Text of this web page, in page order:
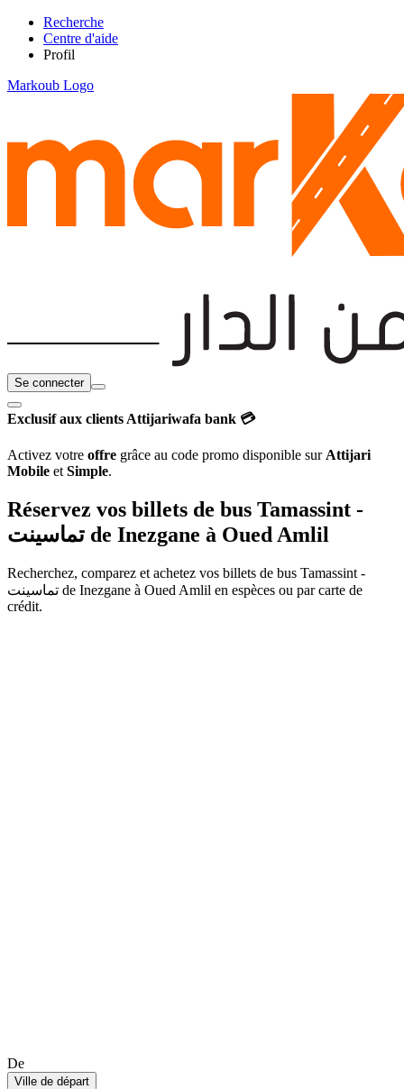
Recherche
Centre d'aide
Profil
Markoub Logo
Se connecter
Exclusif aux clients Attijariwafa bank 💳
Activez votre offre grâce au code promo disponible sur Attijari
Mobile et Simple.
Réservez vos billets de bus Tamassint -
تماسينت de Inezgane à Oued Amlil
Recherchez, comparez et achetez vos billets de bus Tamassint -
تماسينت de Inezgane à Oued Amlil en espèces ou par carte de
crédit.
De
Ville de départ